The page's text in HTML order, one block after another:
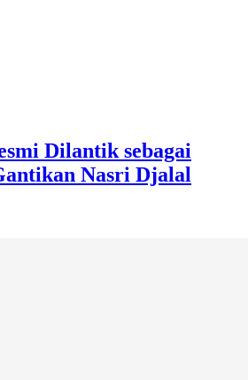
Dilantik sebagai
Nasri Djalal